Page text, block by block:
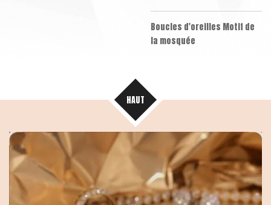
Boucles d'oreilles Motif de
la mosquée
HAUT